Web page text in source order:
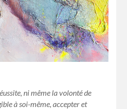
ni même la volonté de
à soi-même, accepter et